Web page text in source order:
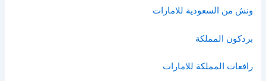
ونش من السعودية للامارات
بردكون المملكة
رافعات المملكة للامارات